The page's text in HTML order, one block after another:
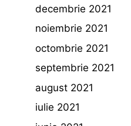
decembrie 2021
noiembrie 2021
octombrie 2021
septembrie 2021
august 2021
iulie 2021